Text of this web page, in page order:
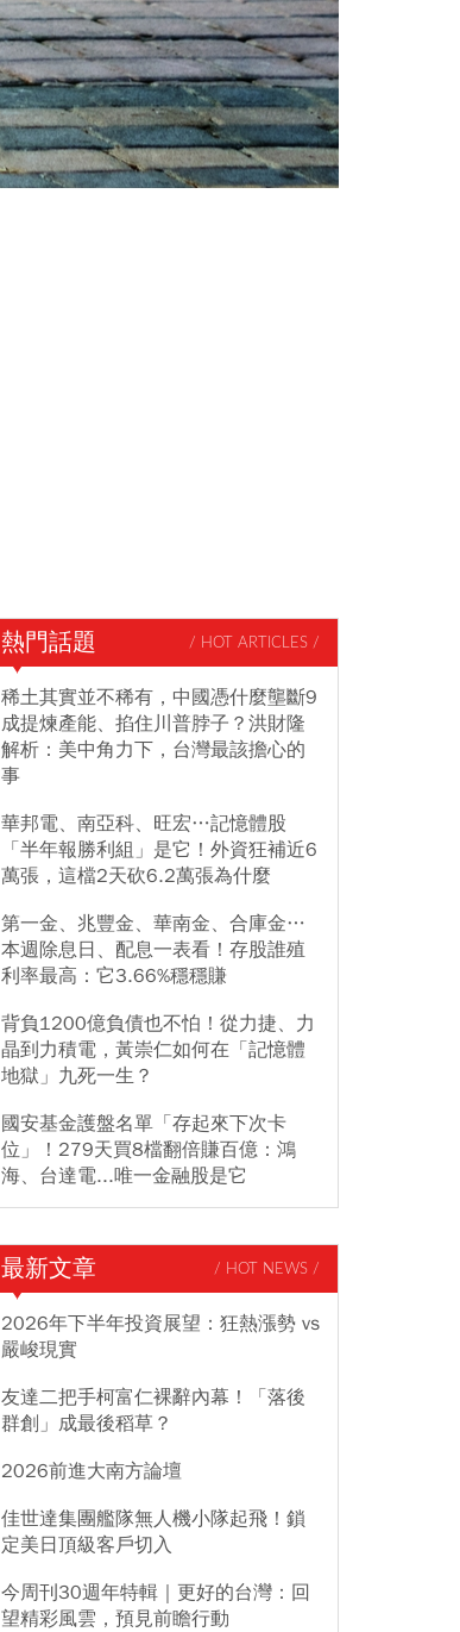
熱門話題 / HOT ARTICLES /
稀土其實並不稀有，中國憑什麼壟斷9
成提煉產能、掐住川普脖子？洪財隆
解析：美中角力下，台灣最該擔心的
事
華邦電、南亞科、旺宏…記憶體股
「半年報勝利組」是它！外資狂補近6
萬張，這檔2天砍6.2萬張為什麼
第一金、兆豐金、華南金、合庫金…
本週除息日、配息一表看！存股誰殖
利率最高：它3.66%穩穩賺
背負1200億負債也不怕！從力捷、力
晶到力積電，黃崇仁如何在「記憶體
地獄」九死一生？
國安基金護盤名單「存起來下次卡
位」！279天買8檔翻倍賺百億：鴻
海、台達電...唯一金融股是它
最新文章 / HOT NEWS /
2026年下半年投資展望：狂熱漲勢 vs
嚴峻現實
友達二把手柯富仁裸辭內幕！「落後
群創」成最後稻草？
2026前進大南方論壇
佳世達集團艦隊無人機小隊起飛！鎖
定美日頂級客戶切入
今周刊30週年特輯｜更好的台灣：回
望精彩風雲，預見前瞻行動